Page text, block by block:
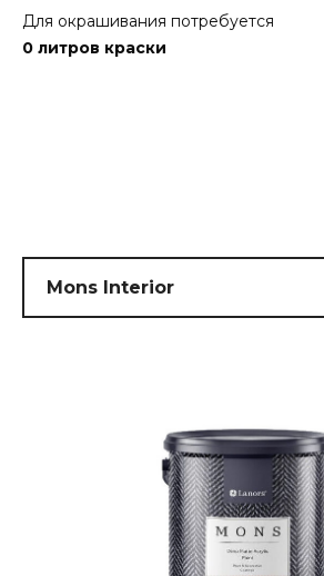
Для окрашивания потребуется
0 литров краски